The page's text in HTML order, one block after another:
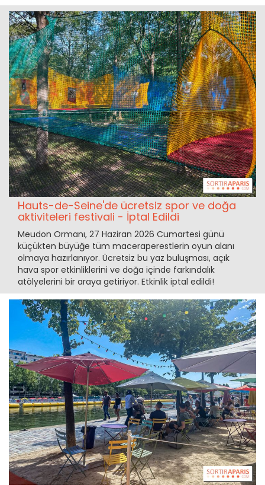
Hauts-de-Seine'de ücretsiz spor ve doğa
aktiviteleri festivali - İptal Edildi
Meudon Ormanı, 27 Haziran 2026 Cumartesi günü
küçükten büyüğe tüm maceraperestlerin oyun alanı
olmaya hazırlanıyor. Ücretsiz bu yaz buluşması, açık
hava spor etkinliklerini ve doğa içinde farkındalık
atölyelerini bir araya getiriyor. Etkinlik iptal edildi!